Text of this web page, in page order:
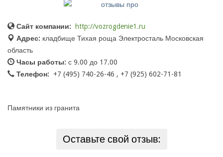
Сайт компании:
http://vozrogdenie1.ru
Адрес: кладбище Тихая роща Электросталь Московская
область
Часы работы: с 9.00 до 17.00
Телефон:
+7 (495) 740-26-46 , +7 (925) 602-71-81
Памятники из гранита
Оставьте свой отзыв: